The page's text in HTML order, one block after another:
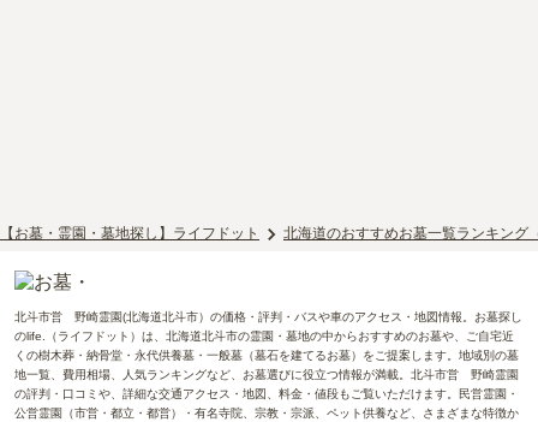
【お墓・霊園・墓地探し】ライフドット 北海道のおすすめお墓一覧ランキング
北斗市営 野崎霊園(北海道北斗市）の価格・評判・バスや車のアクセス・地図情報。お墓探し
のlife.（ライフドット）は、北海道北斗市の霊園・墓地の中からおすすめのお墓や、ご自宅近
くの樹木葬・納骨堂・永代供養墓・一般墓（墓石を建てるお墓）をご提案します。地域別の墓
地一覧、費用相場、人気ランキングなど、お墓選びに役立つ情報が満載。北斗市営 野崎霊園
の評判・口コミや、詳細な交通アクセス・地図、料金・値段もご覧いただけます。民営霊園・
公営霊園（市営・都立・都営）・有名寺院、宗教・宗派、ペット供養など、さまざまな特徴か